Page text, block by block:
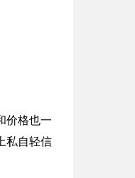
价格也一
私自轻信